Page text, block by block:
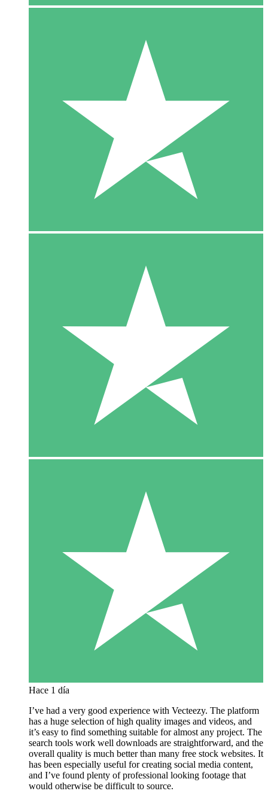
Hace 1 día
I’ve had a very good experience with Vecteezy. The platform
has a huge selection of high quality images and videos, and
it’s easy to find something suitable for almost any project. The
search tools work well downloads are straightforward, and the
overall quality is much better than many free stock websites. It
has been especially useful for creating social media content,
and I’ve found plenty of professional looking footage that
would otherwise be difficult to source.